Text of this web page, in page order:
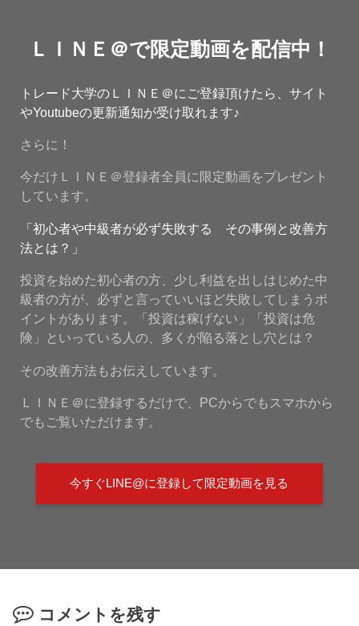
ＬＩＮＥ＠で限定動画を配信中！
トレード大学のＬＩＮＥ＠にご登録頂けたら、サイト
やYoutubeの更新通知が受け取れます♪
さらに！
今だけＬＩＮＥ＠登録者全員に限定動画をプレゼント
しています。
「初心者や中級者が必ず失敗する その事例と改善方
法とは？」
投資を始めた初心者の方、少し利益を出しはじめた中
級者の方が、必ずと言っていいほど失敗してしまうポ
イントがあります。「投資は稼げない」「投資は危
険」といっている人の、多くが陥る落とし穴とは？
その改善方法もお伝えしています。
ＬＩＮＥ＠に登録するだけで、PCからでもスマホから
でもご覧いただけます。
今すぐLINE@に登録して限定動画を見る
コメントを残す